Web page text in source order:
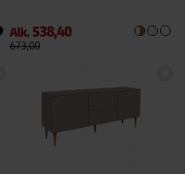
Alk. 538,40
673,00